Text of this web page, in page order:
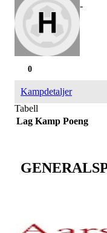
-
0
Kampdetaljer
Tabell
Lag Kamp Poeng